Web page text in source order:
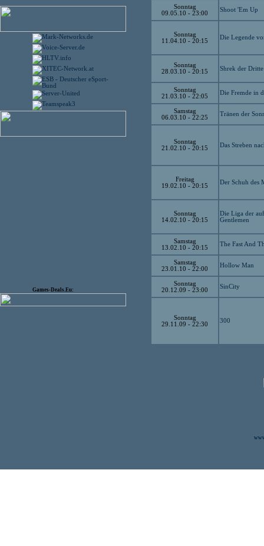
Games-Deals.Eu:
Sonntag
09.05.10 - 23:00
Shoot 'Em Up
Sonntag
11.04.10 - 20:15
Die Legende
Sonntag
28.03.10 - 20:15
Shrek der Dritte
Sonntag
21.03.10 - 22:05
Die Fremde in
Samstag
06.03.10 - 22:25
Tränen der
Sonntag
21.02.10 - 20:15
Das Streben
Freitag
19.02.10 - 20:15
Der Schuh des
Sonntag
14.02.10 - 20:15
Die Liga der
Gentlemen
Samstag
13.02.10 - 20:15
The Fast And
Samstag
23.01.10 - 22:00
Hollow Man
Sonntag
20.12.09 - 23:00
SinCity
Sonntag
29.11.09 - 22:30
300